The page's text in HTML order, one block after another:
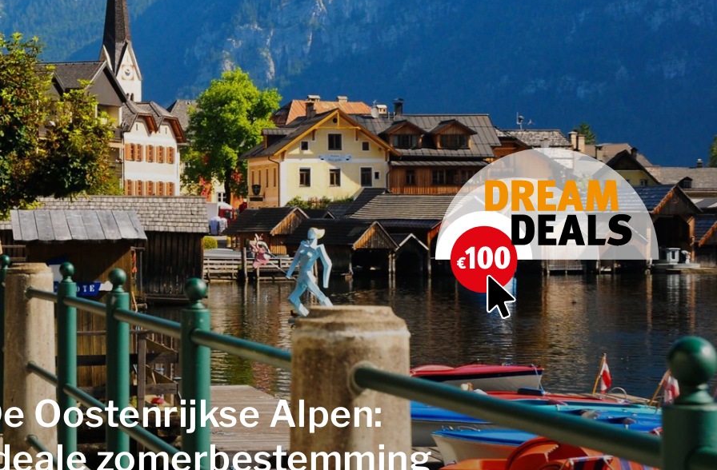
Oostenrijkse Alpen:
zomerbestemming